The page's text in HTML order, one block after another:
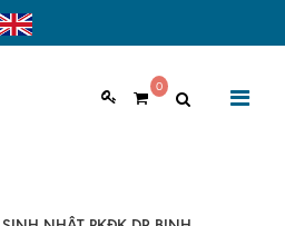
0
Giới thiệu chung